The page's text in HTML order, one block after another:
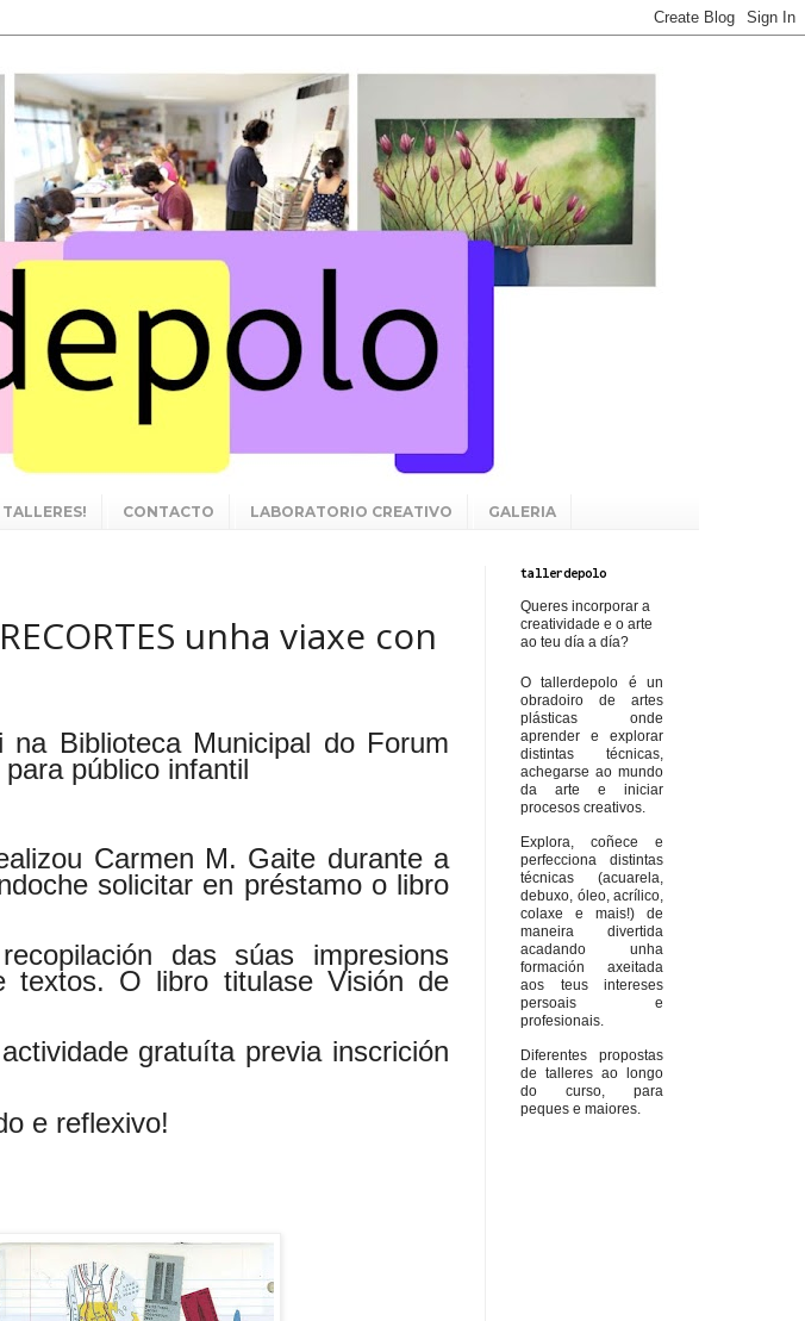
CONTACTO LABORATORIO CREATIVO GALERIA
unha viaxe con
Biblioteca Municipal do Forum
público infantil
Carmen M. Gaite durante a
solicitar en préstamo o libro
das súas impresions
textos. O libro titulase Visión de
gratuíta previa inscrición
e reflexivo!
tallerdepolo
Queres incorporar a
creatividade e o arte
ao teu día a día?
O tallerdepolo é un
obradoiro de artes
plásticas onde
aprender e explorar
distintas técnicas,
achegarse ao mundo
da arte e iniciar
procesos creativos.
Explora, coñece e
perfecciona distintas
técnicas (acuarela,
debuxo, óleo, acrílico,
colaxe e mais!) de
maneira divertida
acadando unha
formación axeitada
aos teus intereses
persoais e
profesionais.
Diferentes propostas
de talleres ao longo
do curso, para
peques e maiores.